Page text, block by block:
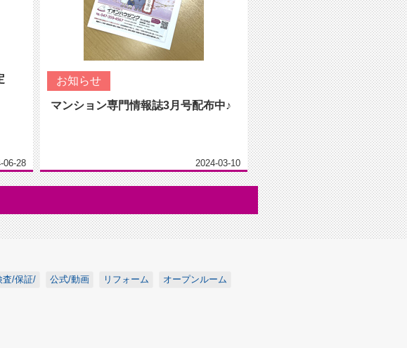
06-28
お知らせ
マンション専門情報誌3月号配布中♪
2024-03-10
査/保証/ 公式/動画 リフォーム オープンルーム